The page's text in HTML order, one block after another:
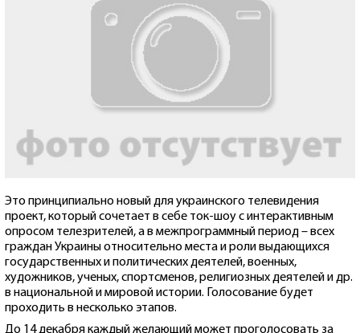
Это принципиально новый для украинского телевидения
проект, который сочетает в себе ток-шоу с интерактивным
опросом телезрителей, а в межпрограммный период – всех
граждан Украины относительно места и роли выдающихся
государственных и политических деятелей, военных,
художников, ученых, спортсменов, религиозных деятелей и др.
в национальной и мировой истории. Голосование будет
проходить в несколько этапов.
До 14 декабря каждый желающий может проголосовать за